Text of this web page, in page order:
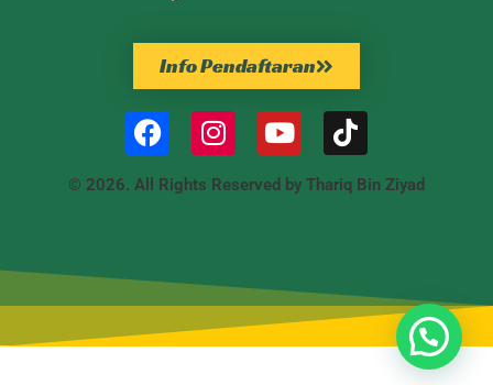
Info Pendaftaran
© 2026. All Rights Reserved by Thariq Bin Ziyad